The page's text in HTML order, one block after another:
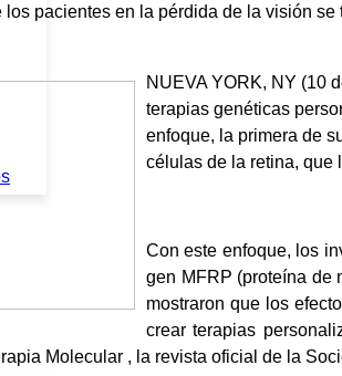
los pacientes en la pérdida de la visión
NUEVA YORK, NY (10
terapias genéticas
enfoque, la primera de
células de la retina, que
Con este enfoque, los
gen MFRP (proteína de
mostraron que los
crear terapias
Molecular , la revista oficial de la